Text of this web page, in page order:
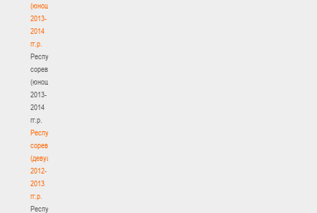
(юноши)
2013-
2014
гг.р.
Республиканские
соревнования
(юноши)
2013-
2014
гг.р.
Республиканские
соревнования
(девушки)
2012-
2013
гг.р.
Республиканские